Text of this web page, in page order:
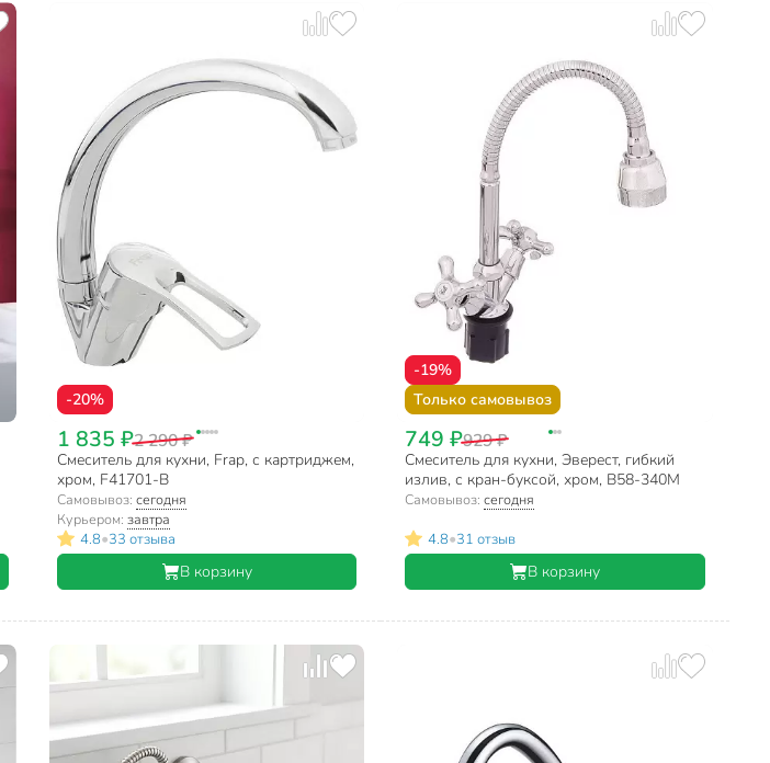
-20%
1 835 ₽2 290 ₽
Смеситель для кухни, Frap, с картриджем,
хром, F41701-B
Самовывоз: сегодня
Курьером: завтра
4.8•33 отзыва
В корзину
-19%
Только самовывоз
749 ₽929 ₽
Смеситель для кухни, Эверест, гибкий
излив, с кран-буксой, хром, B58-340M
Самовывоз:сегодня
4.8•31 отзыв
В корзину